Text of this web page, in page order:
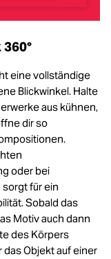
eine vollständige
Blickwinkel. Halte
aus kühnen,
dir so
oder bei
für ein
Sobald das
Motiv auch dann
des Körpers
Objekt auf einer